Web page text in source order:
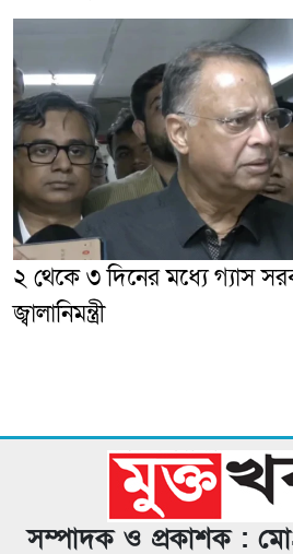
২ থেকে ৩ দিনের মধ্যে গ্যাস
জ্বালানিমন্ত্রী
সম্পাদক ও প্রকাশক :